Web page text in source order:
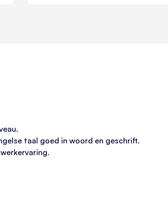
taal goed in woord en geschrift.